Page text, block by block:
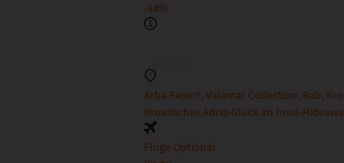
-34%
Arba Resort, Valamar Collection, Rab,
Kroatisches Adria-Glück im Insel-
Flüge Optional